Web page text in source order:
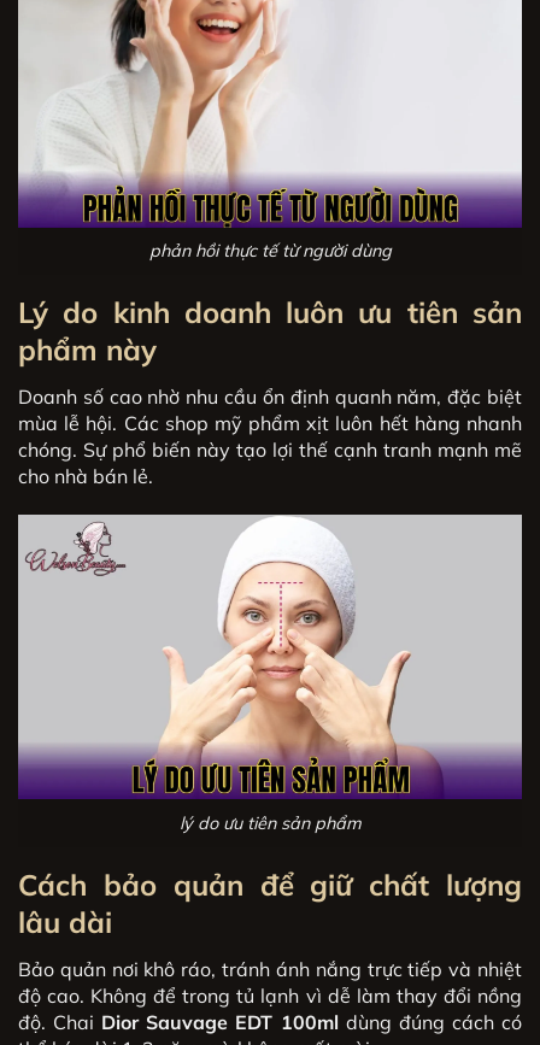
phản hồi thực tế từ người dùng
Lý do kinh doanh luôn ưu tiên sản
phẩm này
Doanh số cao nhờ nhu cầu ổn định quanh năm, đặc biệt
mùa lễ hội. Các shop mỹ phẩm xịt luôn hết hàng nhanh
chóng. Sự phổ biến này tạo lợi thế cạnh tranh mạnh mẽ
cho nhà bán lẻ.
lý do ưu tiên sản phẩm
Cách bảo quản để giữ chất lượng
lâu dài
Bảo quản nơi khô ráo, tránh ánh nắng trực tiếp và nhiệt
độ cao. Không để trong tủ lạnh vì dễ làm thay đổi nồng
độ. Chai Dior Sauvage EDT 100ml dùng đúng cách có